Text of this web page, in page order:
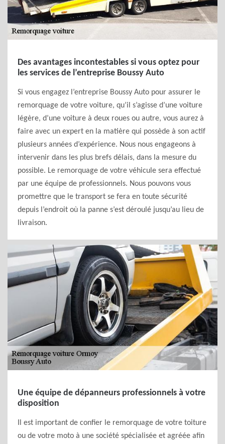
Des avantages incontestables si vous optez pour
les services de l’entreprise Boussy Auto
Si vous engagez l’entreprise Boussy Auto pour assurer le
remorquage de votre voiture, qu’il s’agisse d’une voiture
légère, d’une voiture à deux roues ou autre, vous aurez à
faire avec un expert en la matière qui possède à son actif
plusieurs années d’expérience. Nous nous engageons à
intervenir dans les plus brefs délais, dans la mesure du
possible. Le remorquage de votre véhicule sera effectué
par une équipe de professionnels. Nous pouvons vous
promettre que le transport se fera en toute sécurité
depuis l’endroit où la panne s’est déroulé jusqu’au lieu de
livraison.
Une équipe de dépanneurs professionnels à votre
disposition
Il est important de confier le remorquage de votre toiture
ou de votre moto à une société spécialisée et agréée afin